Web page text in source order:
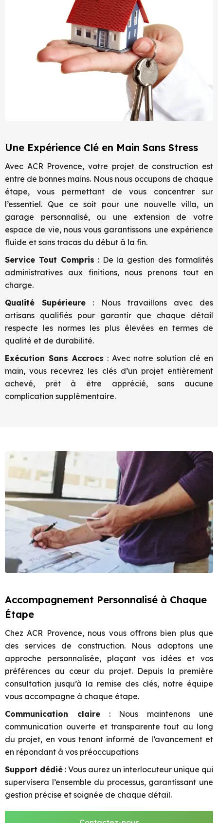
Une Expérience Clé en Main Sans Stress
Avec ACR Provence, votre projet de construction est
entre de bonnes mains. Nous nous occupons de chaque
étape, vous permettant de vous concentrer sur
l’essentiel. Que ce soit pour une nouvelle villa, un
garage personnalisé, ou une extension de votre
espace de vie, nous vous garantissons une expérience
fluide et sans tracas du début à la fin.
Service Tout Compris : De la gestion des formalités
administratives aux finitions, nous prenons tout en
charge.
Qualité Supérieure : Nous travaillons avec des
artisans qualifiés pour garantir que chaque détail
respecte les normes les plus élevées en termes de
qualité et de durabilité.
Exécution Sans Accrocs : Avec notre solution clé en
main, vous recevrez les clés d’un projet entièrement
achevé, prêt à être apprécié, sans aucune
complication supplémentaire.
Accompagnement Personnalisé à Chaque
Étape
Chez ACR Provence, nous vous offrons bien plus que
des services de construction. Nous adoptons une
approche personnalisée, plaçant vos idées et vos
préférences au cœur du projet. Depuis la première
consultation jusqu’à la remise des clés, notre équipe
vous accompagne à chaque étape.
Communication claire: Nous maintenons une
communication ouverte et transparente tout au long
du projet, en vous tenant informé de l’avancement et
en répondant à vos préoccupations
Support dédié : Vous aurez un interlocuteur unique qui
supervisera l’ensemble du processus, garantissant une
gestion précise et soignée de chaque détail.